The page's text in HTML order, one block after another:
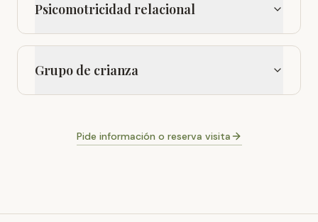
Psicomotricidad relacional
Grupo de crianza
Pide información o reserva visita